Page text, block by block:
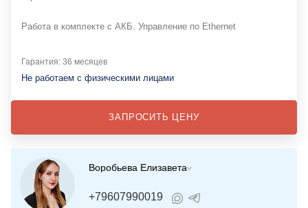
Работа в комплекте с АКБ. Управление по Ethernet
Гарантия: 36 месяцев
Не работаем с физическими лицами
ЗАПРОСИТЬ ЦЕНУ
Воробьева Елизавета
+79607990019